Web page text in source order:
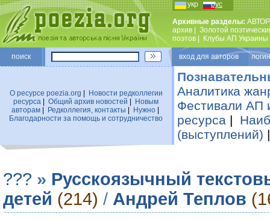
укр рус
Архивные разделы:
архив
Золотой
поэтов
Клубы АП Украины
поиск вход для авторов
О ресурсе poezia.org
Новости редколлегии
ресурса
Общий архив новостей
Новым
авторам| Редколлегия, контакты Нужно|
Благодарности за помощь и сотрудничество
Аналитика
Фестивали АП
ресурса |
(выступлений)
??? » Русскоязычный
детей (214) / Андрей Теплов